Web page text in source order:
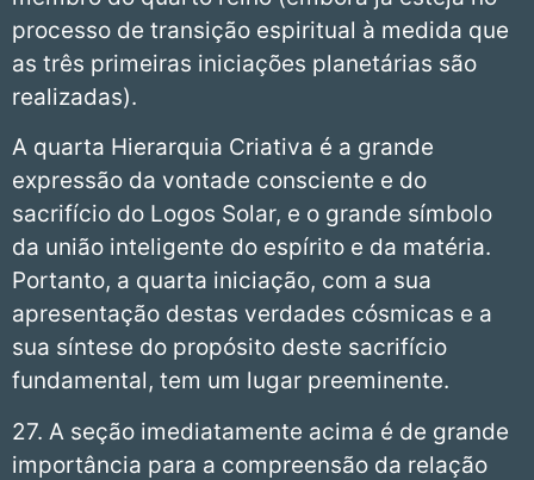
processo de transição espiritual à medida que
as três primeiras iniciações planetárias são
realizadas).
A quarta Hierarquia Criativa é a grande
expressão da vontade consciente e do
sacrifício do Logos Solar, e o grande símbolo
da união inteligente do espírito e da matéria.
Portanto, a quarta iniciação, com a sua
apresentação destas verdades cósmicas e a
sua síntese do propósito deste sacrifício
fundamental, tem um lugar preeminente.
27. A seção imediatamente acima é de grande
importância para a compreensão da relação